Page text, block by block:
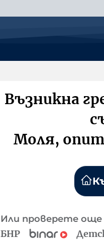
Възникна
Моля,
Или проверете
БНР